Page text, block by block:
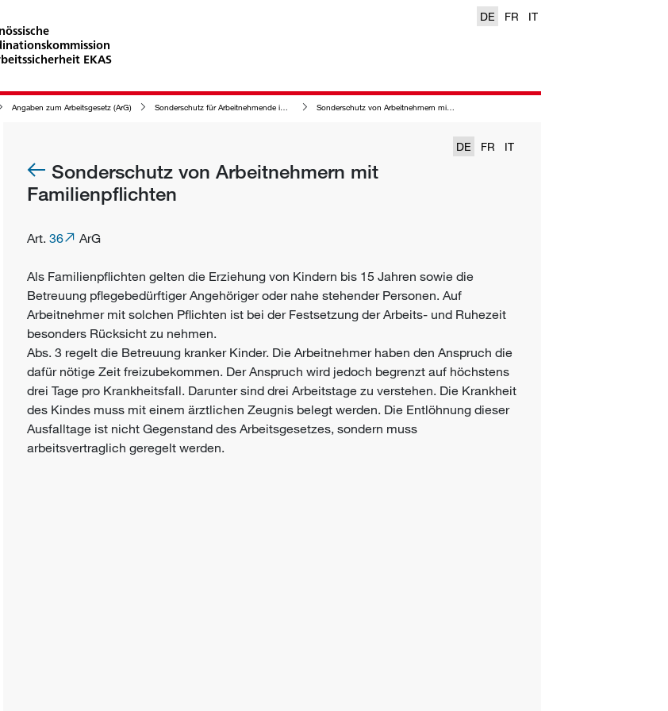
EKAS
DE FR IT
Angaben zum Arbeitsgesetz (ArG) Sonderschutz für Arbeitnehmende im ArG Sonderschutz von Arbeitnehmern mit Familienpflichten
DE FR IT
Sonderschutz von Arbeitnehmern mit
Familienpflichten
Art. 36 ArG
Als Familienpflichten gelten die Erziehung von Kindern bis 15 Jahren sowie die
Betreuung pflegebedürftiger Angehöriger oder nahe stehender Personen. Auf
Arbeitnehmer mit solchen Pflichten ist bei der Festsetzung der Arbeits- und Ruhezeit
besonders Rücksicht zu nehmen.
Abs. 3 regelt die Betreuung kranker Kinder. Die Arbeitnehmer haben den Anspruch die
dafür nötige Zeit freizubekommen. Der Anspruch wird jedoch begrenzt auf höchstens
drei Tage pro Krankheitsfall. Darunter sind drei Arbeitstage zu verstehen. Die Krankheit
des Kindes muss mit einem ärztlichen Zeugnis belegt werden. Die Entlöhnung dieser
Ausfalltage ist nicht Gegenstand des Arbeitsgesetzes, sondern muss
arbeitsvertraglich geregelt werden.